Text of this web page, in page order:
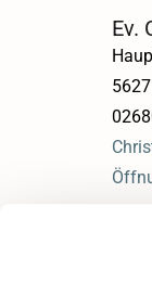
Ev.